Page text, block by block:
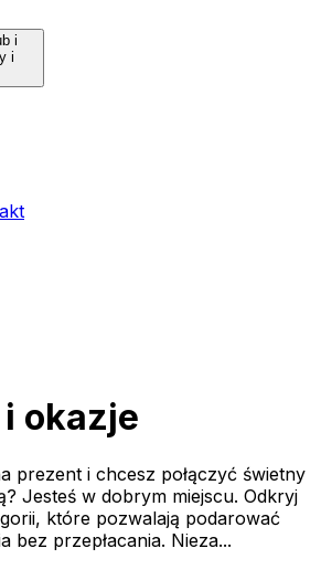
i
i
okazje
prezent i chcesz połączyć świetny
Jesteś w dobrym miejscu. Odkryj
które pozwalają podarować
bez przepłacania. Nieza...